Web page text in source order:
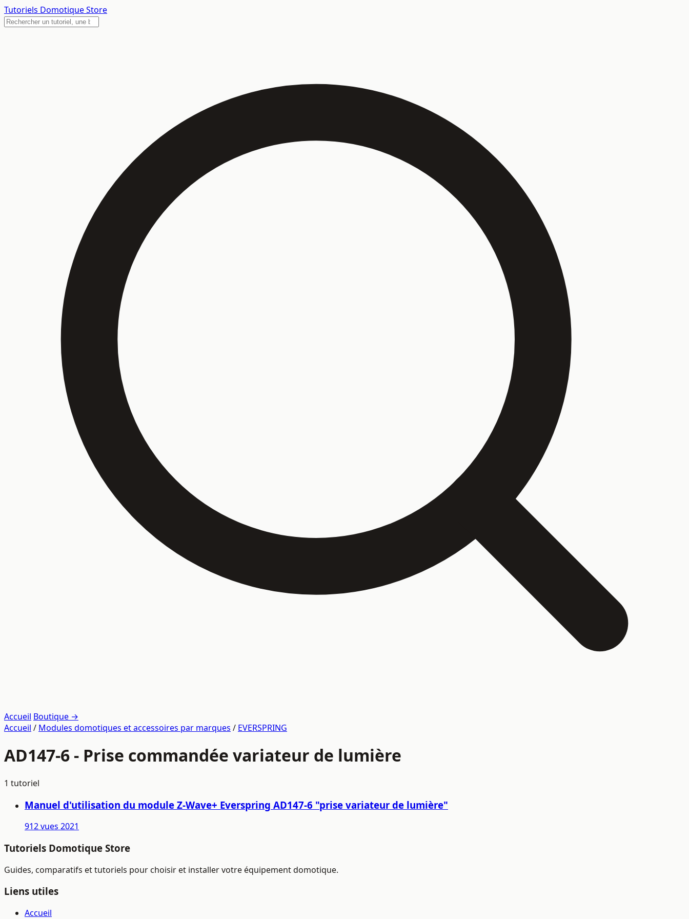
Tutoriels Domotique Store
Accueil Boutique →
Accueil / Modules domotiques et accessoires par marques / EVERSPRING
AD147-6 - Prise commandée variateur de lumière
1 tutoriel
Manuel d'utilisation du module Z-Wave+ Everspring AD147-6 "prise variateur de lumière"
912 vues 2021
Tutoriels Domotique Store
Guides, comparatifs et tutoriels pour choisir et installer votre équipement domotique.
Liens utiles
Accueil